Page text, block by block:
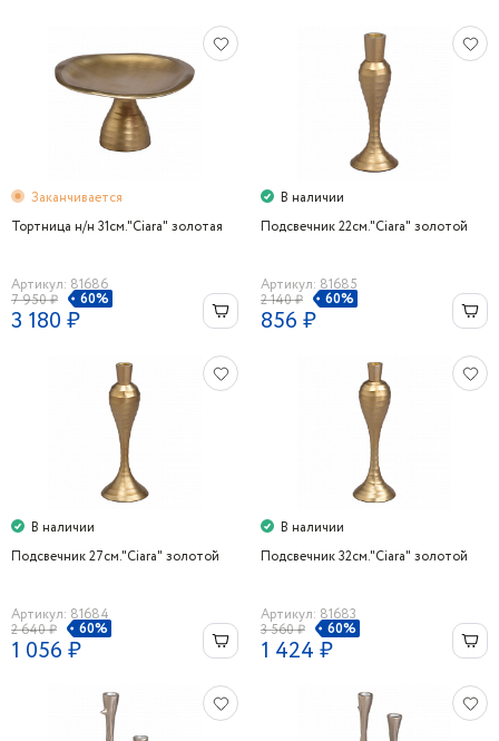
Заканчивается
Тортница н/н 31см."Ciara" золотая
Артикул: 81686
7 950 ₽
60%
3 180 ₽
В наличии
Подсвечник 22см."Ciara" золотой
Артикул: 81685
2 140 ₽
60%
856 ₽
В наличии
Подсвечник 27см."Ciara" золотой
Артикул: 81684
2 640 ₽
60%
1 056 ₽
В наличии
Подсвечник 32см."Ciara" золотой
Артикул: 81683
3 560 ₽
60%
1 424 ₽